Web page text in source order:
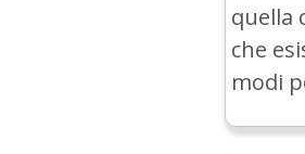
quella
che
modi